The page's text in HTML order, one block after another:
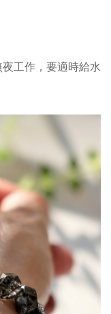
工作，要適時給水